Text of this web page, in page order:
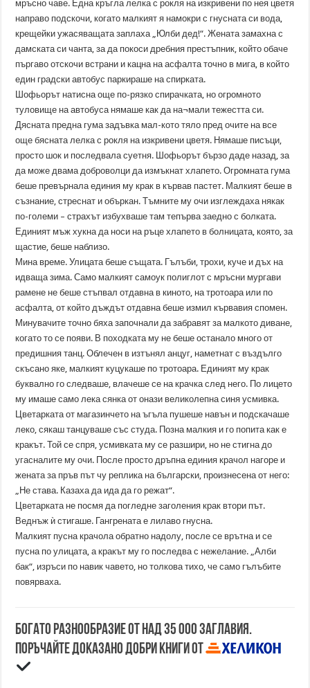
мръсно чаве. Една кръгла лелка с рокля на изкривени по нея цветя
направо подскочи, когато малкият я намокри с гнусната си вода,
крещейки ужасяващата заплаха „Юлби дед!“. Жената замахна с
дамската си чанта, за да покоси дребния престъпник, който обаче
пъргаво отскочи встрани и кацна на асфалта точно в мига, в който
един градски автобус паркираше на спирката.
Шофьорът натисна още по-рязко спирачката, но огромното
туловище на автобуса нямаше как да на¬мали тежестта си.
Дясната предна гума задъвка мал-кото тяло пред очите на все
още бясната лелка с рокля на изкривени цветя. Нямаше писъци,
просто шок и последвала суетня. Шофьорът бързо даде назад, за
да може двама доброволци да измъкнат хлапето. Огромната гума
беше превърнала единия му крак в кървав пастет. Малкият беше в
съзнание, стреснат и объркан. Тъмните му очи изглеждаха някак
по-големи – страхът избухваше там тепърва заедно с болката.
Единият мъж хукна да носи на ръце хлапето в болницата, която, за
щастие, беше наблизо.
Мина време. Улицата беше същата. Гълъби, трохи, куче и дъх на
идваща зима. Само малкият самоук полиглот с мръсни мургави
рамене не беше стъпвал отдавна в киното, на тротоара или по
асфалта, от който дъждът отдавна беше измил кървавия спомен.
Минувачите точно бяха започнали да забравят за малкото диване,
когато то се появи. В походката му не беше останало много от
предишния танц. Облечен в изтънял анцуг, наметнат с въздълго
скъсано яке, малкият куцукаше по тротоара. Единият му крак
буквално го следваше, влачеше се на крачка след него. По лицето
му имаше само лека сянка от онази великолепна синя усмивка.
Цветарката от магазинчето на ъгъла пушеше навън и подскачаше
леко, сякаш танцуваше със студа. Позна малкия и го попита как е
кракът. Той се спря, усмивката му се разшири, но не стигна до
угасналите му очи. После просто дръпна единия крачол нагоре и
жената за пръв път чу реплика на български, произнесена от него:
„Не става. Казаха да ида да го режат“.
Цветарката не посмя да погледне заголения крак втори път.
Веднъж ѝ стигаше. Гангрената е лилаво гнусна.
Малкият пусна крачола обратно надолу, после се врътна и се
пусна по улицата, а кракът му го последва с нежелание. „Алби
бак“, изръси по навик чавето, но толкова тихо, че само гълъбите
повярваха.
Богато разнообразие от над 35 000 заглавия.
Поръчайте доказано добри книги от